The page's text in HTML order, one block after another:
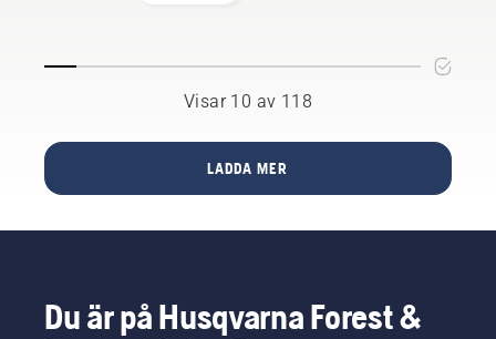
plats
som du
njuta av.
att
djur som
Visar 10 av 118
LADDA MER
Du är på Husqvarna Forest &